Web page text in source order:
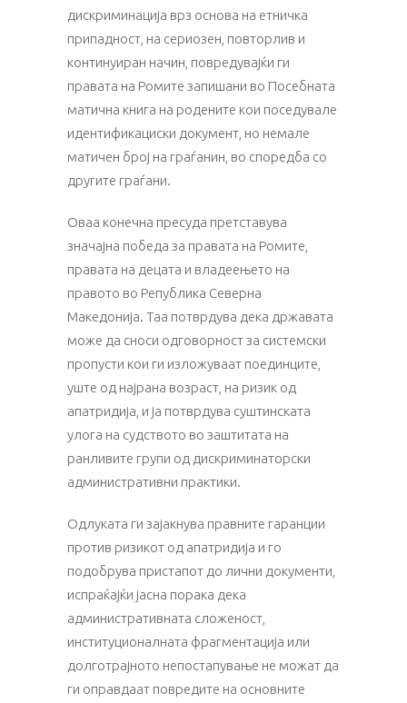
дискриминација врз основа на етничка
припадност, на сериозен, повторлив и
континуиран начин, повредувајќи ги
правата на Ромите запишани во Посебната
матична книга на родените кои поседувале
идентификациски документ, но немале
матичен број на граѓанин, во споредба со
другите граѓани.
Оваа конечна пресуда претставува
значајна победа за правата на Ромите,
правата на децата и владеењето на
правото во Република Северна
Македонија. Таа потврдува дека државата
може да сноси одговорност за системски
пропусти кои ги изложуваат поединците,
уште од најрана возраст, на ризик од
апатридија, и ја потврдува суштинската
улога на судството во заштитата на
ранливите групи од дискриминаторски
административни практики.
Одлуката ги зајакнува правните гаранции
против ризикот од апатридија и го
подобрува пристапот до лични документи,
испраќајќи јасна порака дека
административната сложеност,
институционалната фрагментација или
долготрајното непостапување не можат да
ги оправдаат повредите на основните